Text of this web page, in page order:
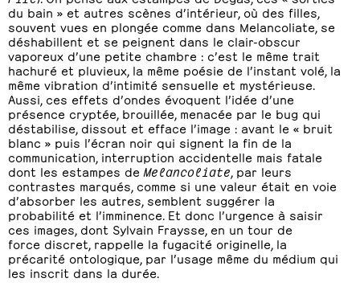
du bain » et autres scènes d’intérieur, où des filles,
souvent vues en plongée comme dans Melancoliate, se
déshabillent et se peignent dans le clair-obscur
vaporeux d’une petite chambre : c’est le même trait
hachuré et pluvieux, la même poésie de l’instant volé, la
même vibration d’intimité sensuelle et mystérieuse.
Aussi, ces effets d’ondes évoquent l’idée d’une
présence cryptée, brouillée, menacée par le bug qui
déstabilise, dissout et efface l’image : avant le « bruit
blanc » puis l’écran noir qui signent la fin de la
communication, interruption accidentelle mais fatale
dont les estampes de Melancoliate , par leurs
contrastes marqués, comme si une valeur était en voie
d’absorber les autres, semblent suggérer la
probabilité et l’imminence. Et donc l’urgence à saisir
ces images, dont Sylvain Fraysse, en un tour de
force discret, rappelle la fugacité originelle, la
précarité ontologique, par l’usage même du médium qui
les inscrit dans la durée.